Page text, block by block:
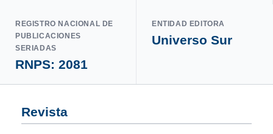
REGISTRO NACIONAL DE
PUBLICACIONES
SERIADAS
RNPS: 2081
ENTIDAD EDITORA
Universo Sur
Revista